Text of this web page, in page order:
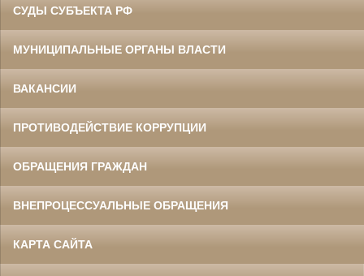
СУДЫ СУБЪЕКТА РФ
МУНИЦИПАЛЬНЫЕ ОРГАНЫ ВЛАСТИ
ВАКАНСИИ
ПРОТИВОДЕЙСТВИЕ КОРРУПЦИИ
ОБРАЩЕНИЯ ГРАЖДАН
ВНЕПРОЦЕССУАЛЬНЫЕ ОБРАЩЕНИЯ
КАРТА САЙТА